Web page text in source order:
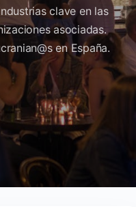
clave en las
asociadas.
en España.